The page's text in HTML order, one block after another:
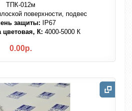
ТПК-012м
поверхности, подвес
защиты: IP67
цветовая, К: 4000-5000 К
0.00р.